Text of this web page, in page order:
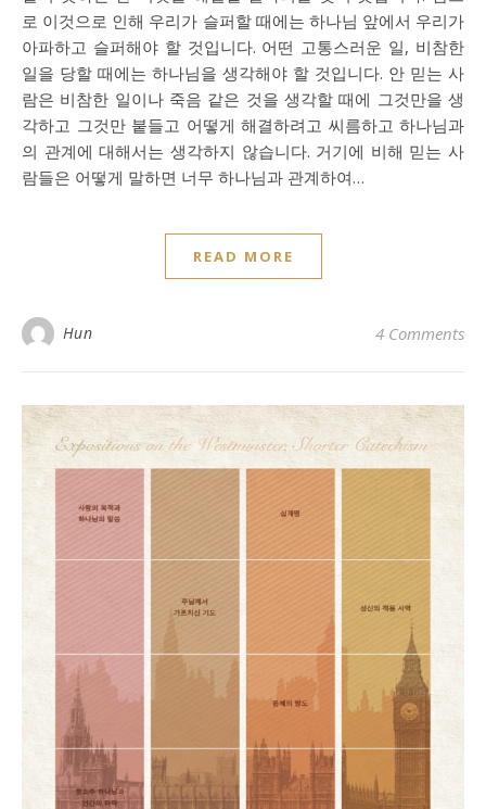
로 이것으로 인해 우리가 슬퍼할 때에는 하나님 앞에서 우리가
아파하고 슬퍼해야 할 것입니다. 어떤 고통스러운 일, 비참한
일을 당할 때에는 하나님을 생각해야 할 것입니다. 안 믿는 사
람은 비참한 일이나 죽음 같은 것을 생각할 때에 그것만을 생
각하고 그것만 붙들고 어떻게 해결하려고 씨름하고 하나님과
의 관계에 대해서는 생각하지 않습니다. 거기에 비해 믿는 사
람들은 어떻게 말하면 너무 하나님과 관계하여…
READ MORE
Hun 4 Comments